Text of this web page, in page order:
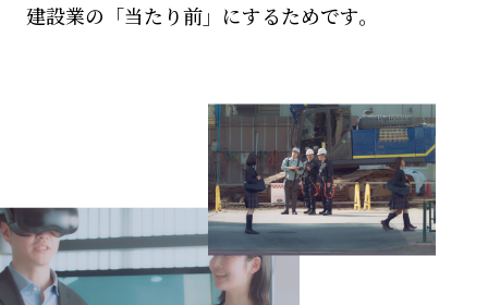
建設業の「当たり前」にするためです。